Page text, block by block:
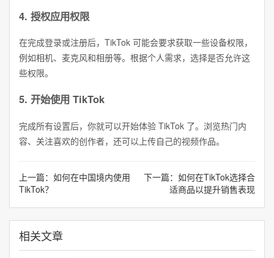
4. 授权应用权限
在完成登录或注册后，TikTok 可能会要求获取一些设备权限，
例如相机、麦克风和相册等。根据个人需求，选择是否允许这
些权限。
5. 开始使用 TikTok
完成所有设置后，你就可以开始体验 TikTok 了。浏览热门内
容、关注喜欢的创作者，还可以上传自己的视频作品。
上一篇： 如何在中国境内使用
TikTok？
下一篇： 如何在TikTok选择合
适商品以提升销售表现
相关文章